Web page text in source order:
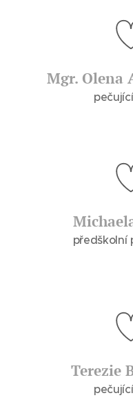
Mgr. Olena
předškolní
Terezie